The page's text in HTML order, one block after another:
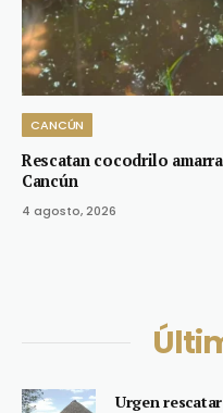
CANCÚN
Rescatan cocodrilo
Cancún
4 agosto, 2026
Urgen